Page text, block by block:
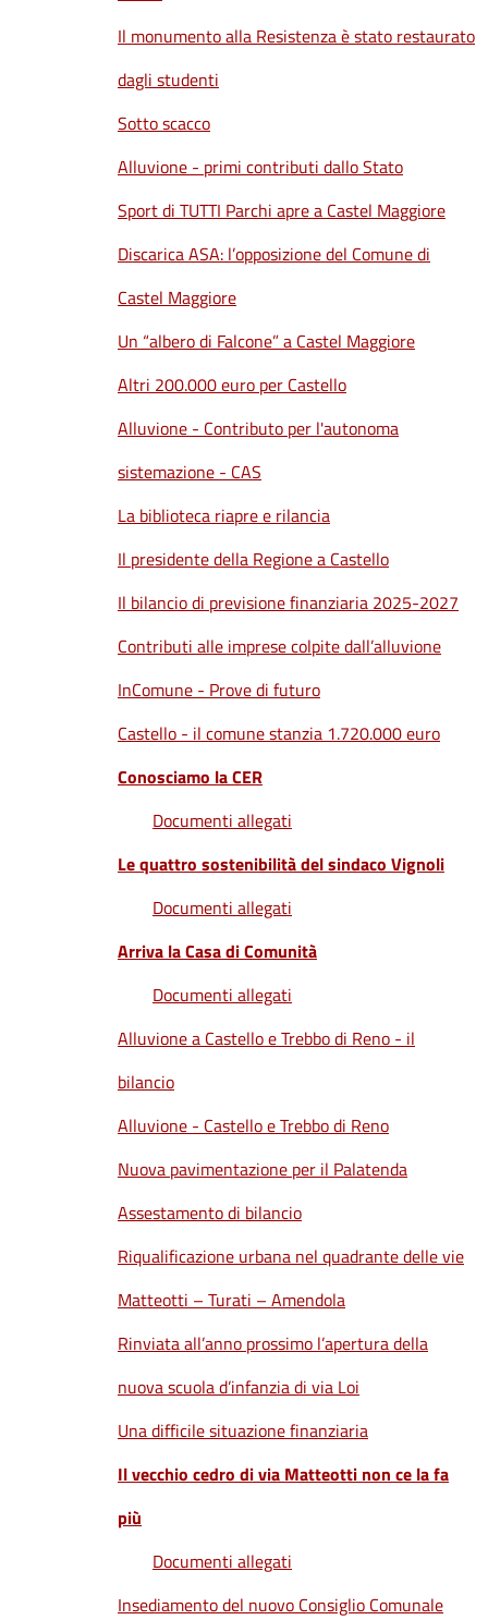
Il monumento alla Resistenza è stato restaurato
dagli studenti
Sotto scacco
Alluvione - primi contributi dallo Stato
Sport di TUTTI Parchi apre a Castel Maggiore
Discarica ASA: l’opposizione del Comune di
Castel Maggiore
Un “albero di Falcone” a Castel Maggiore
Altri 200.000 euro per Castello
Alluvione - Contributo per l'autonoma
sistemazione - CAS
La biblioteca riapre e rilancia
Il presidente della Regione a Castello
Il bilancio di previsione finanziaria 2025-2027
Contributi alle imprese colpite dall’alluvione
InComune - Prove di futuro
Castello - il comune stanzia 1.720.000 euro
Conosciamo la CER
Documenti allegati
Le quattro sostenibilità del sindaco Vignoli
Documenti allegati
Arriva la Casa di Comunità
Documenti allegati
Alluvione a Castello e Trebbo di Reno - il
bilancio
Alluvione - Castello e Trebbo di Reno
Nuova pavimentazione per il Palatenda
Assestamento di bilancio
Riqualificazione urbana nel quadrante delle vie
Matteotti – Turati – Amendola
Rinviata all’anno prossimo l’apertura della
nuova scuola d’infanzia di via Loi
Una difficile situazione finanziaria
Il vecchio cedro di via Matteotti non ce la fa
più
Documenti allegati
Insediamento del nuovo Consiglio Comunale